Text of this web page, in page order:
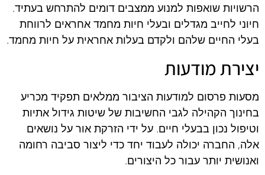
הרשויות שואפות למנוע ממצבים דומים להתרחש בעתיד.
חיוני לחייב מגדלים ובעלי חיות מחמד אחראים לרווחת
בעלי החיים שלהם ולקדם בעלות אחראית על חיות מחמד.
יצירת מודעות
מסעות פרסום למודעות הציבור ממלאים תפקיד מכריע
בחינוך הקהילה לגבי החשיבות של שיטות גידול אתיות
וטיפול נכון בבעלי חיים. על ידי הזרקת אור על נושאים
אלה, החברה יכולה לעבוד יחד כדי ליצור סביבה רחומה
ואנושית יותר עבור כל היצורים.